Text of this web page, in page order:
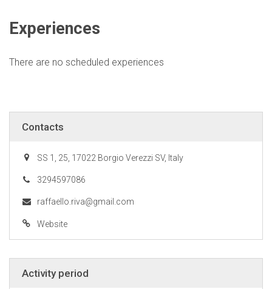
Experiences
There are no scheduled experiences
Contacts
SS 1, 25, 17022 Borgio Verezzi SV, Italy
3294597086
raffaello.riva@gmail.com
Website
Activity period